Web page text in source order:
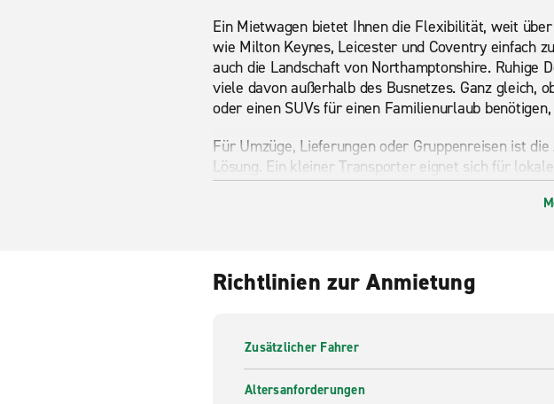
Ein Mietwagen bietet Ihnen die Flexibilität, weit
wie Milton Keynes, Leicester und Coventry einfach
auch die Landschaft von Northamptonshire. Ruhige
viele davon außerhalb des Busnetzes. Ganz gleich,
oder einen SUVs für einen Familienurlaub
Für Umzüge, Lieferungen oder Gruppenreisen ist
Lösung. Ein kleiner Transporter eignet sich für
Luton größere Ladungen im gesamten County
Personentransporter jedem Platz, ohne mehrere
gehen. Zum Anwesen gehört auch die Insel, auf der
daher lohnt es sich, die Daten vor Ihrem Besuch zu
Richtlinien zur Anmietung
Zusätzlicher Fahrer
Altersanforderungen